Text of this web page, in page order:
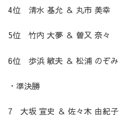
4位 清水 基允 ＆ 丸市 美幸
5位 竹内 大夢 ＆ 曽又 奈々
6位 歩浜 敏夫 ＆ 松浦 のぞみ
・準決勝
7 大坂 宣史 ＆ 佐々木 由紀子